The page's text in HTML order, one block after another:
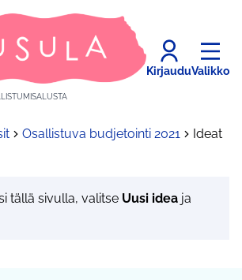
KirjauduValikko
Osallistuva budjetointi 2021 Ideat
tällä sivulla, valitse Uusi idea ja